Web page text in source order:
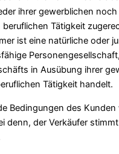
ihrer gewerblichen noch
Tätigkeit
ist eine natürliche oder
in Ausübung ihrer
Tätigkeit handelt.
Bedingungen des
denn, der Verkäufer